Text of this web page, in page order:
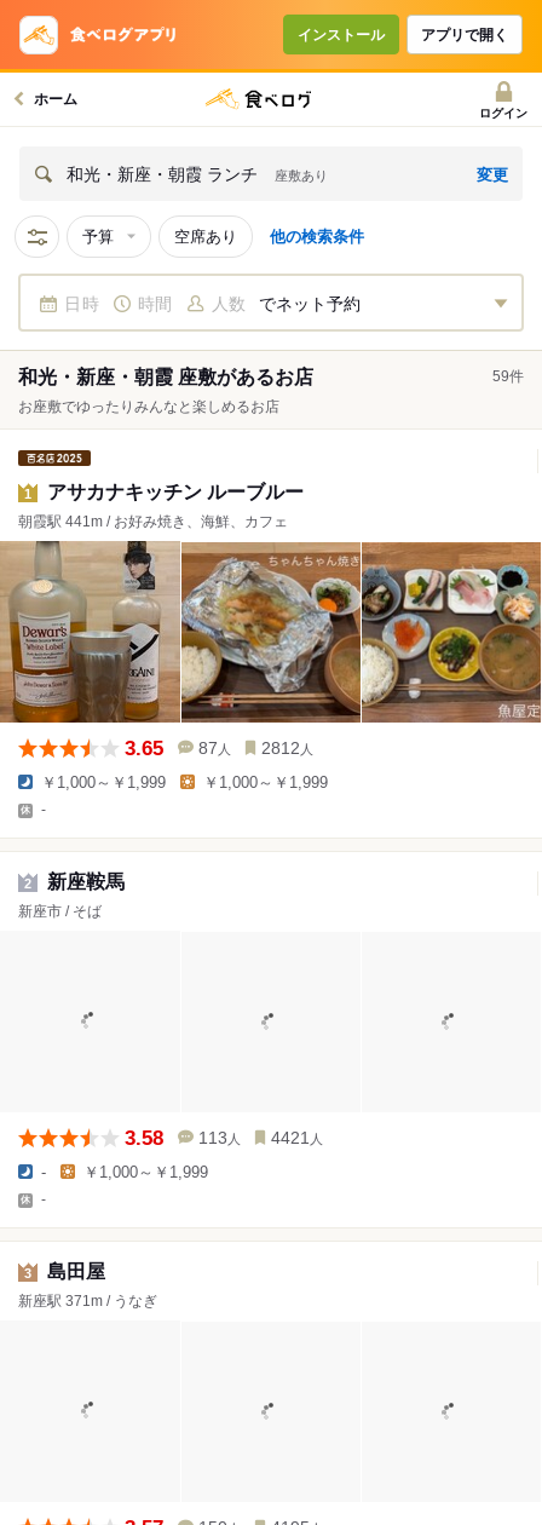
インストール アプリで開く
ホーム
ログイン
和光・新座・朝霞 ランチ 座敷あり 変更
予算 空席あり 他の検索条件
日時 時間 人数 でネット予約
和光・新座・朝霞 座敷があるお店 59件
お座敷でゆったりみんなと楽しめるお店
1 アサカナキッチン ルーブルー
朝霞駅 441m / お好み焼き、海鮮、カフェ
3.65 87 人 2812 人
￥1,000～￥1,999 ￥1,000～￥1,999
-
2 新座鞍馬
新座市 / そば
3.58 113 人 4421 人
- ￥1,000～￥1,999
-
3 島田屋
新座駅 371m / うなぎ